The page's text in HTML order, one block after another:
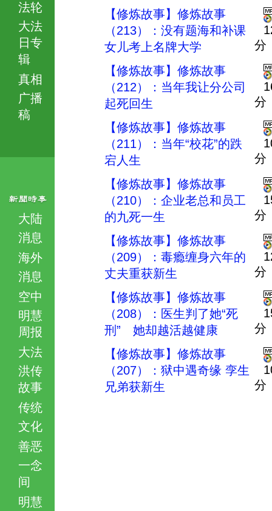
法轮
大法
日专
辑
真相
广播
稿
大陆
消息
海外
消息
空中
明慧
周报
大法
洪传
故事
传统
文化
善恶
一念
间
明慧
【修炼故事】修炼故事
（213）：没有题海和补课
女儿考上名牌大学
分
【修炼故事】修炼故事
（212）：当年我让分公司
起死回生
分
【修炼故事】修炼故事
（211）：当年“校花”的跌
宕人生
分
【修炼故事】修炼故事
（210）：企业老总和员工
的九死一生
分
【修炼故事】修炼故事
（209）：毒瘾缠身六年的
丈夫重获新生
分
【修炼故事】修炼故事
（208）：医生判了她“死
刑” 她却越活越健康
分
【修炼故事】修炼故事
（207）：狱中遇奇缘 孪生
兄弟获新生
分